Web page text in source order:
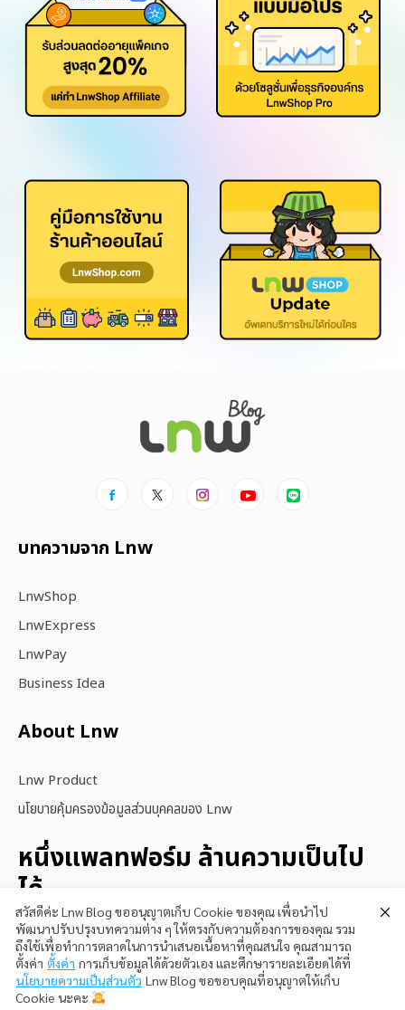
บทความจาก Lnw
LnwShop
LnwExpress
LnwPay
Business Idea
About Lnw​
Lnw Product
นโยบายคุ้มครองข้อมูลส่วนบุคคลของ Lnw
หนึ่งแพลทฟอร์ม ล้านความเป็นไป
ได้
สนใจใช้ LnwShop
สวัสดีค่ะ Lnw Blog ขออนุญาตเก็บ Cookie ของคุณ เพื่อนำไป
พัฒนาปรับปรุงบทความต่าง ๆ ให้ตรงกับความต้องการของคุณ รวม
ถึงใช้เพื่อทำการตลาดในการนำเสนอเนื้อหาที่คุณสนใจ คุณสามารถ
ตั้งค่า ตั้งค่า การเก็บข้อมูลได้ด้วยตัวเอง และศึกษารายละเอียดได้ที่
นโยบายความเป็นส่วนตัว Lnw Blog ขอขอบคุณที่อนุญาตให้เก็บ
Cookie นะคะ